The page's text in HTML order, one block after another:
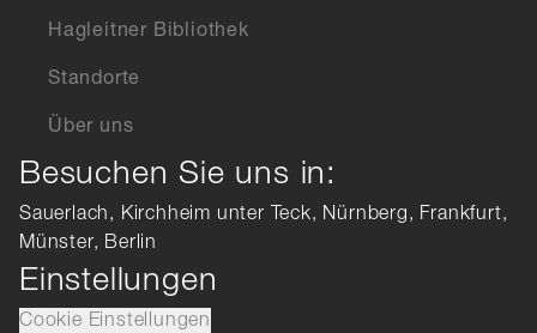
Hagleitner Bibliothek
Standorte
Über uns
Besuchen Sie uns in:
Sauerlach, Kirchheim unter Teck, Nürnberg, Frankfurt,
Münster, Berlin
Einstellungen
Cookie Einstellungen